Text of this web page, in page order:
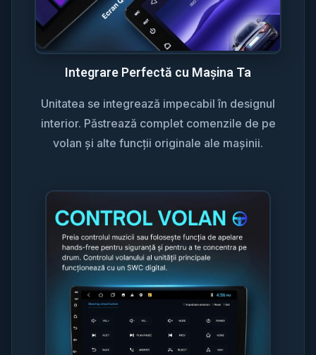
Integrare Perfectă cu Mașina Ta
Unitatea se integrează impecabil în designul
interior. Păstrează complet comenzile de pe
volan și alte funcții originale ale mașinii.